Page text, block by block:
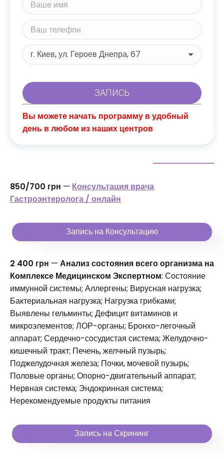
Вы можете начать программу в удобный
день в любом из наших центров
850/700 грн — Консультация врача
Гастроэнтеролога / онлайн
Запись на Консультацию
2 400 грн — Анализ состояния всего организма на
Комплексе Медицинском Экспертном: Состояние
иммунной системы; Аллергены; Вирусная нагрузка;
Бактериальная нагрузка; Нагрузка грибками;
Выявлены гельминты; Дефицит витаминов и
микроэлементов; ЛОР-органы; Бронхо-легочный
аппарат; Сердечно-сосудистая система; Желудочно-
кишечный тракт; Печень, желчный пузырь;
Поджелудочная железа; Почки, мочевой пузырь;
Половые органы; Опорно-двигательный аппарат;
Нервная система; Эндокринная система;
Нерекомендуемые продукты питания
Запись на Скрининг